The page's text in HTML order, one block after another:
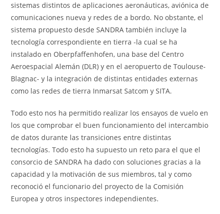
sistemas distintos de aplicaciones aeronáuticas, aviónica de
comunicaciones nueva y redes de a bordo. No obstante, el
sistema propuesto desde SANDRA también incluye la
tecnología correspondiente en tierra -la cual se ha
instalado en Oberpfaffenhofen, una base del Centro
Aeroespacial Alemán (DLR) y en el aeropuerto de Toulouse-
Blagnac- y la integración de distintas entidades externas
como las redes de tierra Inmarsat Satcom y SITA.
Todo esto nos ha permitido realizar los ensayos de vuelo en
los que comprobar el buen funcionamiento del intercambio
de datos durante las transiciones entre distintas
tecnologías. Todo esto ha supuesto un reto para el que el
consorcio de SANDRA ha dado con soluciones gracias a la
capacidad y la motivación de sus miembros, tal y como
reconoció el funcionario del proyecto de la Comisión
Europea y otros inspectores independientes.